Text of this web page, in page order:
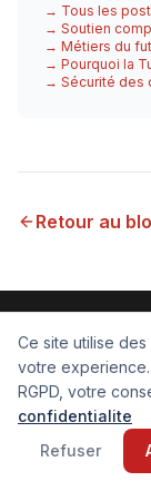
→ Tous les
→ Soutien
→ Métiers du
→ Pourquoi la
→ Sécurité des
Retour au
Visite
Ce site utilise
votre
RGPD, votre
confidentialite
Refuser